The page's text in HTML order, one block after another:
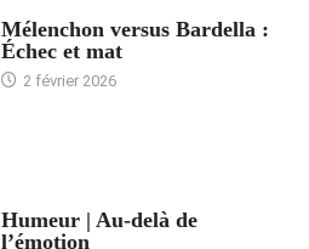
Mélenchon versus Bardella :
Échec et mat
2 février 2026
Humeur | Au-delà de
l’émotion